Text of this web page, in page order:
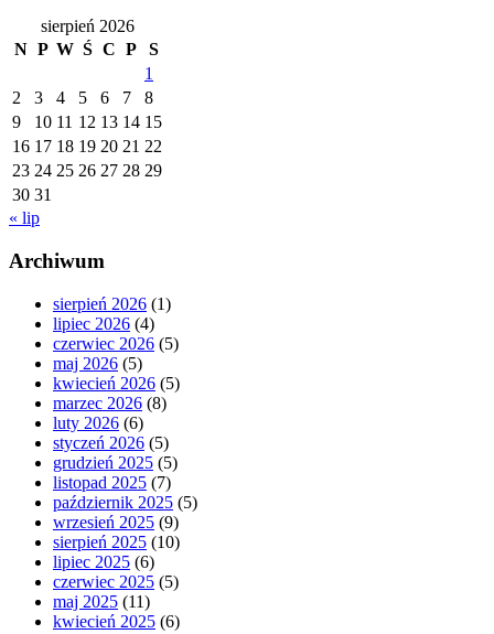
sierpień 2026
N P W Ś C P
S
1
2
3 4 5 6 7
8
9
10 11 12 13 14 15
16 17 18 19 20 21 22
23 24 25 26 27 28 29
30 31
« lip
Archiwum
sierpień 2026 (1)
lipiec 2026 (4)
czerwiec 2026 (5)
maj 2026 (5)
kwiecień 2026 (5)
marzec 2026 (8)
luty 2026 (6)
styczeń 2026 (5)
grudzień 2025 (5)
listopad 2025 (7)
październik 2025 (5)
wrzesień 2025 (9)
sierpień 2025 (10)
lipiec 2025 (6)
czerwiec 2025 (5)
maj 2025 (11)
kwiecień 2025 (6)